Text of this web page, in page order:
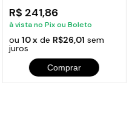
R$ 241,86
à vista no Pix ou Boleto
ou 10 xde R$26,01 sem
juros
Comprar